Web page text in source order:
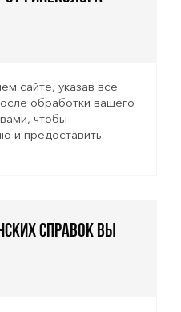
сайте, указав все
обработки вашего
чтобы
и предоставить
справок вы